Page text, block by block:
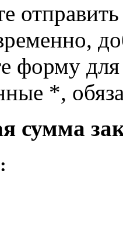
форму
*,
сумма